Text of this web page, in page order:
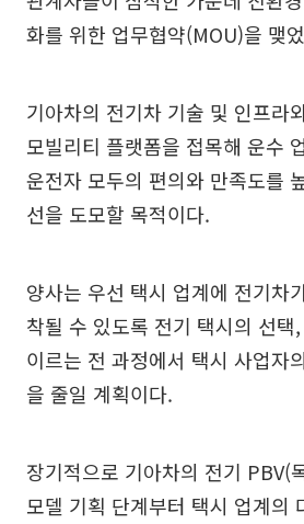
화를 위한 업무협약(MOU)을 맺
기아차의 전기차 기술 및 인프라
모빌리티 플랫폼을 접목해 운수
운전자 모두의 편의와 만족도를
선을 도모할 목적이다.
양사는 우선 택시 업계에 전기차
착될 수 있도록 전기 택시의 선택
이르는 전 과정에서 택시 사업자
을 줄일 계획이다.
장기적으로 기아차의 전기 PBV(
모델 기획 단계부터 택시 업계의